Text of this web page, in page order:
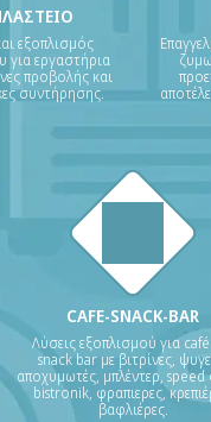
εξοπλισμός
για εργαστήρια
προβολής και
συντήρησης.
CAFE-SNACK-BAR
Λύσεις εξοπλισμού για
snack bar με βιτρίνες,
αποχυμωτές, μπλέντερ, speed
bistronik, φραπιερες,
βαφλιέρες.